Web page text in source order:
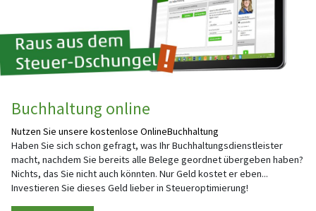
Buchhaltung online
Nutzen Sie unsere kostenlose OnlineBuchhaltung
Haben Sie sich schon gefragt, was Ihr Buchhaltungsdienstleister
macht, nachdem Sie bereits alle Belege geordnet übergeben haben?
Nichts, das Sie nicht auch könnten. Nur Geld kostet er eben...
Investieren Sie dieses Geld lieber in Steueroptimierung!